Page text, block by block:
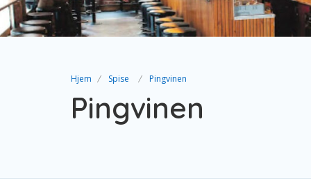
Hjem Spise Pingvinen
Pingvinen